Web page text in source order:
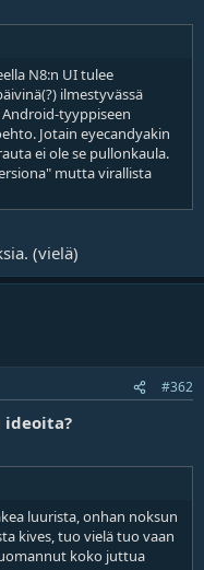
N8:n UI tulee
ilmestyvässä
tyyppiseen
Jotain eyecandyakin
ei ole se pullonkaula.
mutta virallista
(vielä)
#362
ideoita?
luurista, onhan noksun
kives, tuo vielä tuo vaan
koko juttua